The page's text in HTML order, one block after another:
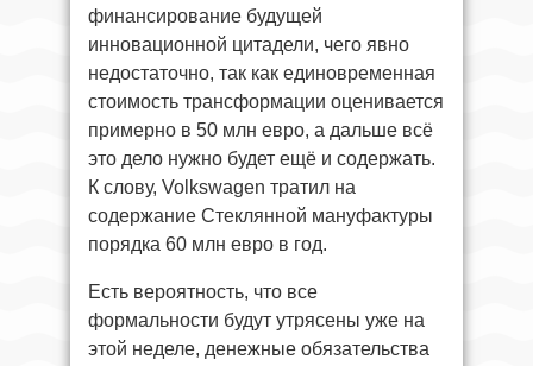
финансирование будущей
инновационной цитадели, чего явно
недостаточно, так как единовременная
стоимость трансформации оценивается
примерно в 50 млн евро, а дальше всё
это дело нужно будет ещё и содержать.
К слову, Volkswagen тратил на
содержание Стеклянной мануфактуры
порядка 60 млн евро в год.
Есть вероятность, что все
формальности будут утрясены уже на
этой неделе, денежные обязательства